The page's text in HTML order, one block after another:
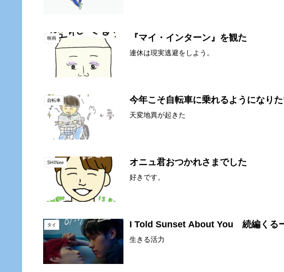
映画 『マイ・インターン』を観た
連休は現実逃避をしよう。
自転車 今年こそ自転車に乗れるようになりた
天変地異が起きた
SHINee オニュ君おつかれさまでした
好きです。
タイ I Told Sunset About You 続編くる
生きる活力